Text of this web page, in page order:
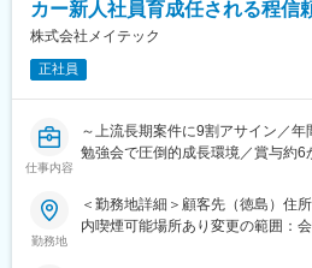
システムの開発
・限られた空間内や宇宙独自の環
発
（年収1000万円越えの現役エンジ
◎年間887回のエンジニア主催技術
含め技術力を研鑽可能
◎最先端の技術情報を知る担当営業
カー新人社員育成任される程信
株式会社メイテック
正社員
仕事内容
～上流長期案件に9割アサイン／
勉強会で圧倒的成長環境／賞与約6
■業務内容：
設計開発（三次元CADを用いた製
勤務地
＜勤務地詳細＞顧客先（徳島）住
内喫煙可能場所あり変更の範囲：